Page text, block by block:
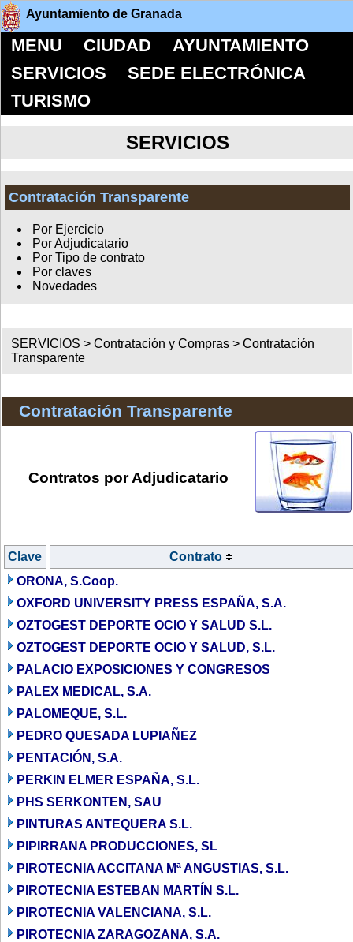
Ayuntamiento de Granada
MENU CIUDAD
AYUNTAMIENTO
SERVICIOS
SEDE ELECTRÓNICA
TURISMO
SERVICIOS
Contratación Transparente
Por Ejercicio
Por Adjudicatario
Por Tipo de contrato
Por claves
Novedades
SERVICIOS >Contratación y Compras >Contratación
Transparente
Contratación Transparente
Contratos por Adjudicatario
Clave
Contrato
ORONA, S.Coop.
OXFORD UNIVERSITY PRESS ESPAÑA, S.A.
OZTOGEST DEPORTE OCIO Y SALUD S.L.
OZTOGEST DEPORTE OCIO Y SALUD, S.L.
PALACIO EXPOSICIONES Y CONGRESOS
PALEX MEDICAL, S.A.
PALOMEQUE, S.L.
PEDRO QUESADA LUPIAÑEZ
PENTACIÓN, S.A.
PERKIN ELMER ESPAÑA, S.L.
PHS SERKONTEN, SAU
PINTURAS ANTEQUERA S.L.
PIPIRRANA PRODUCCIONES, SL
PIROTECNIA ACCITANA Mª ANGUSTIAS, S.L.
PIROTECNIA ESTEBAN MARTÍN S.L.
PIROTECNIA VALENCIANA, S.L.
PIROTECNIA ZARAGOZANA, S.A.